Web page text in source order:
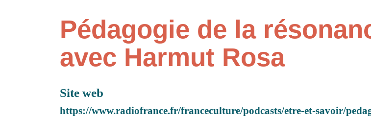
Pédagogie de la
avec Harmut Rosa
Site web
https://www.radiofrance.fr/franceculture/podcasts/etre-et-savoir/